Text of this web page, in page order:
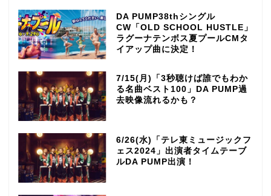
DA PUMP38thシングル
CW「OLD SCHOOL HUSTLE」
ラグーナテンボス夏プールCMタ
イアップ曲に決定！
7/15(月)「3秒聴けば誰でもわか
る名曲ベスト100」DA PUMP過
去映像流れるかも？
6/26(水)「テレ東ミュージックフ
ェス2024」出演者タイムテーブ
ルDA PUMP出演！